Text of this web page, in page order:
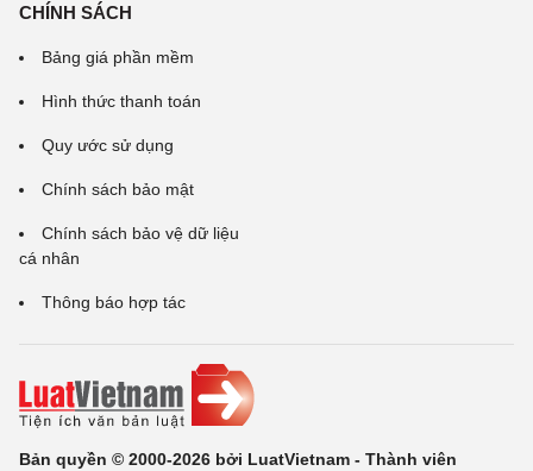
CHÍNH SÁCH
Bảng giá phần mềm
Hình thức thanh toán
Quy ước sử dụng
Chính sách bảo mật
Chính sách bảo vệ dữ liệu
cá nhân
Thông báo hợp tác
Bản quyền © 2000-2026 bởi LuatVietnam - Thành viên